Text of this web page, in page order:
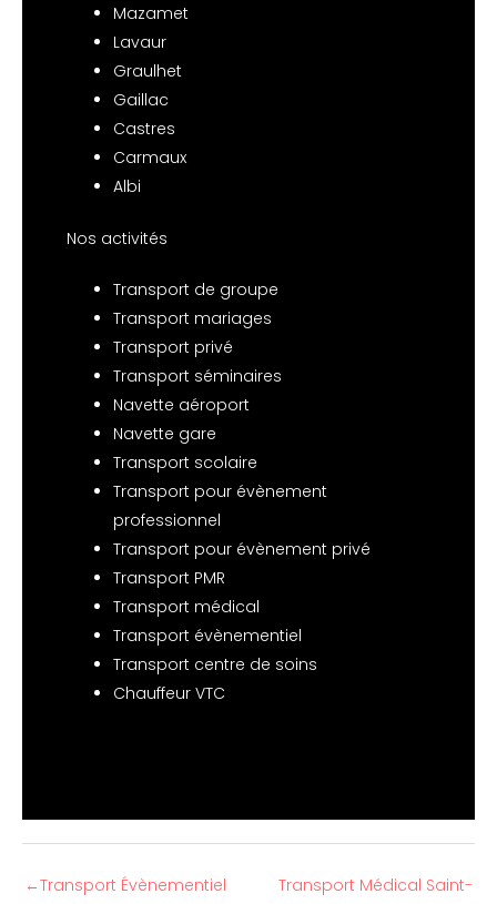
Mazamet
Lavaur
Graulhet
Gaillac
Castres
Carmaux
Albi
Nos activités
Transport de groupe
Transport mariages
Transport privé
Transport séminaires
Navette aéroport
Navette gare
Transport scolaire
Transport pour évènement
professionnel
Transport pour évènement privé
Transport PMR
Transport médical
Transport évènementiel
Transport centre de soins
Chauffeur VTC
←Transport Évènementiel
Transport Médical Saint-